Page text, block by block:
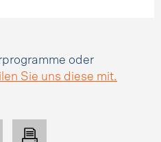
oder
Sie uns diese mit.